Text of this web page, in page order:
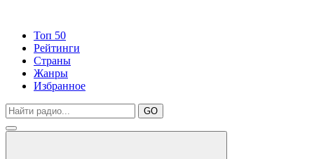
Топ 50
Рейтинги
Страны
Жанры
Избранное
GO